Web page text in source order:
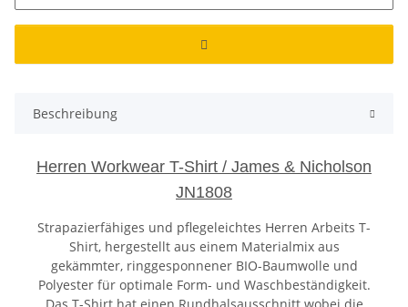
Beschreibung
Herren Workwear T-Shirt / James & Nicholson
JN1808
Strapazierfähiges und pflegeleichtes Herren Arbeits T-
Shirt, hergestellt aus einem Materialmix aus
gekämmter, ringgesponnener BIO-Baumwolle und
Polyester für optimale Form- und Waschbeständigkeit.